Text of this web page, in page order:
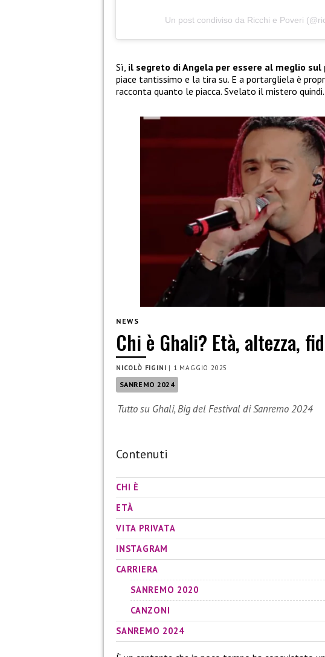
Un post condiviso da Ricchi e Poveri
Sì, il segreto di Angela per essere al meglio
piace tantissimo e la tira su. E a portargliela è
racconta quanto le piacca. Svelato il mistero
NEWS
Chi è Ghali? Età, altezza,
NICOLÒ FIGINI | 1 MAGGIO 2025
SANREMO 2024
Tutto su Ghali, Big del Festival di Sanremo 2024
Contenuti
CHI È
ETÀ
VITA PRIVATA
INSTAGRAM
CARRIERA
SANREMO 2020
CANZONI
SANREMO 2024